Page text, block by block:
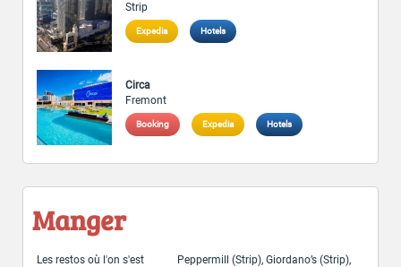
Strip
Expedia Hotels
Circa
Fremont
Booking Expedia Hotels
Manger
Les restos où l'on s'est
Peppermill (Strip), Giordano’s (Strip),